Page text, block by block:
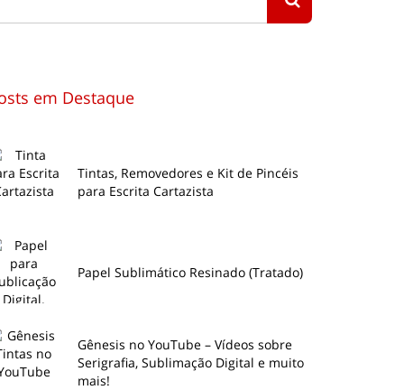
em Destaque
Tintas, Removedores e Kit de Pincéis
para Escrita Cartazista
Papel Sublimático Resinado (Tratado)
Gênesis no YouTube – Vídeos sobre
Serigrafia, Sublimação Digital e muito
mais!